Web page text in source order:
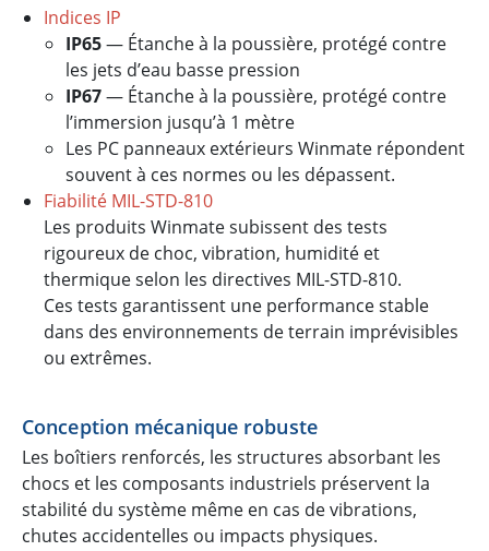
Indices IP
IP65— Étanche à la poussière, protégé contre
les jets d’eau basse pression
IP67— Étanche à la poussière, protégé contre
l’immersion jusqu’à 1 mètre
Les PC panneaux extérieurs Winmate répondent
souvent à ces normes ou les dépassent.
Fiabilité MIL-STD-810
Les produits Winmate subissent des tests
rigoureux de choc, vibration, humidité et
thermique selon les directives MIL-STD-810.
Ces tests garantissent une performance stable
dans des environnements de terrain imprévisibles
ou extrêmes.
Conception mécanique robuste
Les boîtiers renforcés, les structures absorbant les
chocs et les composants industriels préservent la
stabilité du système même en cas de vibrations,
chutes accidentelles ou impacts physiques.